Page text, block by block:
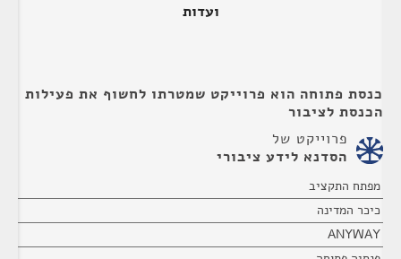
ועדות
כנסת פתוחה הוא פרוייקט שמטרתו לחשוף את פעילות
הכנסת לציבור
פרוייקט של
הסדנא לידע ציבורי
מפתח התקציב
כיכר המדינה
ANYWAY